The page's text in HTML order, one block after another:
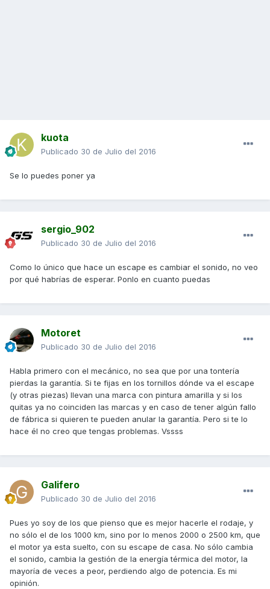
kuota
Publicado 30 de Julio del 2016
Se lo puedes poner ya
sergio_902
Publicado 30 de Julio del 2016
Como lo único que hace un escape es cambiar el sonido, no veo
por qué habrías de esperar. Ponlo en cuanto puedas
Motoret
Publicado 30 de Julio del 2016
Habla primero con el mecánico, no sea que por una tontería
pierdas la garantía. Si te fijas en los tornillos dónde va el escape
(y otras piezas) llevan una marca con pintura amarilla y si los
quitas ya no coinciden las marcas y en caso de tener algún fallo
de fábrica si quieren te pueden anular la garantía. Pero si te lo
hace él no creo que tengas problemas. Vssss
Galifero
Publicado 30 de Julio del 2016
Pues yo soy de los que pienso que es mejor hacerle el rodaje, y
no sólo el de los 1000 km, sino por lo menos 2000 o 2500 km, que
el motor ya esta suelto, con su escape de casa. No sólo cambia
el sonido, cambia la gestión de la energía térmica del motor, la
mayoría de veces a peor, perdiendo algo de potencia. Es mi
opinión.